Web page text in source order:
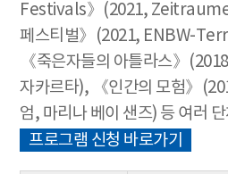
Festivals》(2021,
페스티벌》(2021, ENBW-
《죽은자들의 아틀라스》
자카르타), 《인간의 모험》
엄, 마리나 베이 샌즈) 등 여러
프로그램 신청 바로가기